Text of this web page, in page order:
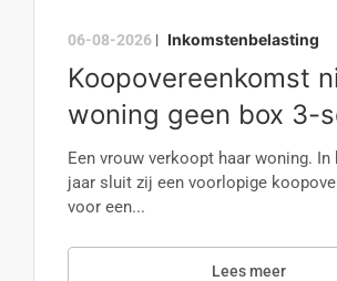
06-08-2026 | Inkomstenbelasting
Koopovereenkomst
woning geen box 3-
Een vrouw verkoopt haar woning. In
jaar sluit zij een voorlopige
voor een...
Lees meer